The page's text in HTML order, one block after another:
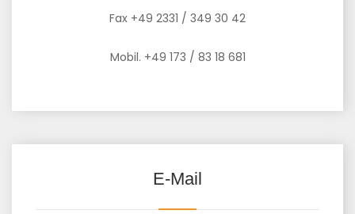
Fax +49 2331 / 349 30 42
Mobil. +49 173 / 83 18 681
E-Mail